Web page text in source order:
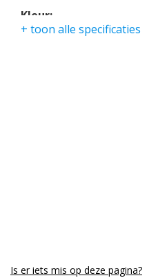
Kleur:
+ toon alle specificaties
Is er iets mis op deze pagina?